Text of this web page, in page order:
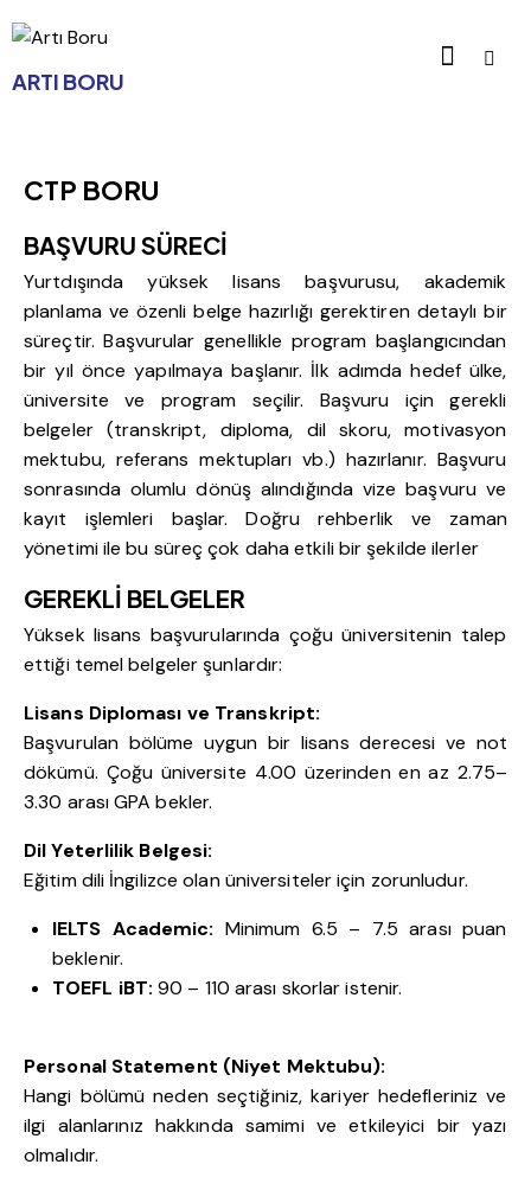
ARTI BORU
CTP BORU
BAŞVURU SÜRECİ
Yurtdışında yüksek lisans başvurusu, akademik
planlama ve özenli belge hazırlığı gerektiren detaylı bir
süreçtir. Başvurular genellikle program başlangıcından
bir yıl önce yapılmaya başlanır. İlk adımda hedef ülke,
üniversite ve program seçilir. Başvuru için gerekli
belgeler (transkript, diploma, dil skoru, motivasyon
mektubu, referans mektupları vb.) hazırlanır. Başvuru
sonrasında olumlu dönüş alındığında vize başvuru ve
kayıt işlemleri başlar. Doğru rehberlik ve zaman
yönetimi ile bu süreç çok daha etkili bir şekilde ilerler
GEREKLİ BELGELER
Yüksek lisans başvurularında çoğu üniversitenin talep
ettiği temel belgeler şunlardır:
Lisans Diploması ve Transkript:
Başvurulan bölüme uygun bir lisans derecesi ve not
dökümü. Çoğu üniversite 4.00 üzerinden en az 2.75–
3.30 arası GPA bekler.
Dil Yeterlilik Belgesi:
Eğitim dili İngilizce olan üniversiteler için zorunludur.
IELTS Academic: Minimum 6.5 – 7.5 arası puan
beklenir.
TOEFL iBT: 90 – 110 arası skorlar istenir.
Personal Statement (Niyet Mektubu):
Hangi bölümü neden seçtiğiniz, kariyer hedefleriniz ve
ilgi alanlarınız hakkında samimi ve etkileyici bir yazı
olmalıdır.